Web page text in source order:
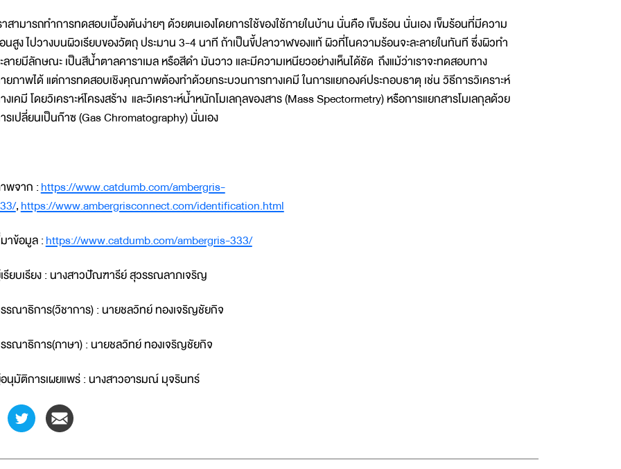
าสามารถทำการทดสอบเบื้องต้นง่ายๆ ด้วยตนเองโดยการใช้ของใช้ภายในบ้าน นั่นคือ เข็มร้อน นั่นเอง เข็มร้อนที่มีความ
นสูง ไปวางบนผิวเรียบของวัตถุ ประมาน 3-4 นาที ถ้าเป็นขี้ปลาวาฬของแท้ ผิวที่โนความร้อนจะละลายในทันที ซึ่งผิวทำ
ลายมีลักษณะ เป็นสีน้ำตาลคาราเมล หรือสีดำ มันวาว และมีความเหนียวอย่างเห็นได้ชัด ถึงแม้ว่าเราจะทดสอบทาง
ยภาพได้ แต่การทดสอบเชิงคุณภาพต้องทำด้วยกระบวนการทางเคมี ในการแยกองค์ประกอบธาตุ เช่น วิธีการวิเคราะห์
งเคมี โดยวิเคราะห์โครงสร้าง และวิเคราะห์น้ำหนักโมเลกุลของสาร (Mass Spectormetry) หรือการแยกสารโมเลกุลด้วย
รเปลี่ยนเป็นก๊าซ (Gas Chromatography) นั่นเอง
พจาก :https://www.catdumb.com/ambergris-
,https://www.ambergrisconnect.com/identification.html
าข้อมูล :https://www.catdumb.com/ambergris-333/
รียบเรียง : นางสาวปัณฑารีย์ สุวรรณลาภเจริญ
รณาธิการ(วิชาการ) : นายชลวิทย์ ทองเจริญชัยกิจ
รณาธิการ(ภาษา) : นายชลวิทย์ ทองเจริญชัยกิจ
นุมัติการเผยแพร่ : นางสาวอารมณ์ มุจรินทร์